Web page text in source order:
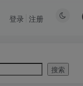
登录 注册
搜索